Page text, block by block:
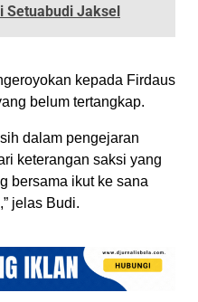
Setuabudi Jaksel
kepada Firdaus
belum tertangkap.
dalam pengejaran
keterangan saksi yang
bersama ikut ke sana
jelas Budi.